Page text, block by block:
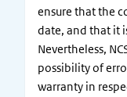
ensure that the
date, and that it
Nevertheless,
possibility of
warranty in